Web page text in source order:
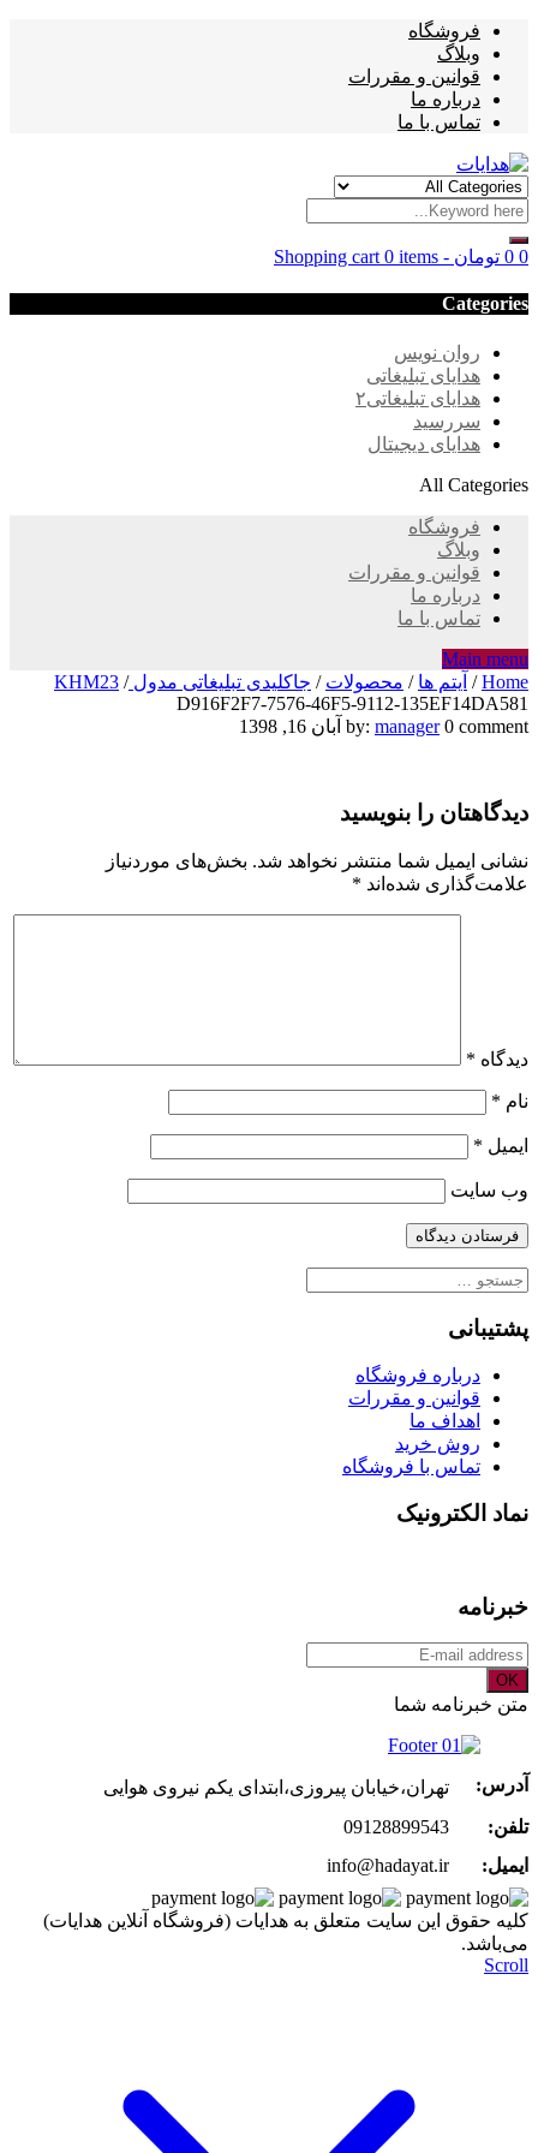
فروشگاه
وبلاگ
قوانین و مقررات
درباره ما
تماس با ما
Shopping cart 0 items - 0 تومان 0
Categories
روان نویس
هدایای تبلیغاتی
هدایای تبلیغاتی۲
سررسید
هدایای دیجیتال
All Categories
فروشگاه
وبلاگ
قوانین و مقررات
درباره ما
تماس با ما
Main menu
Home
/ آیتم ها / محصولات / جاکلیدی تبلیغاتی مدول KHM23/
D916F2F7-7576-46F5-9112-135EF14DA581
D916F2F7-
46F5-
9112-
135EF14DA581
by: manager 0 comment آبان 16, 1398
دیدگاهتان را بنویسید
نشانی ایمیل شما منتشر نخواهد شد. بخش‌های موردنیاز
علامت‌گذاری شده‌اند *
دیدگاه *
نام *
ایمیل *
وب‌ سایت
جستجو
پشتیبانی
درباره فروشگاه
قوانین و مقررات
اهداف ما
روش خرید
تماس با فروشگاه
نماد الکترونیک
خبرنامه
OK
متن خبرنامه شما
آدرس:
تهران،خیابان پیروزی،ابتدای یکم نیروی هوایی
تلفن:
09128899543
ایمیل:
info@hadayat.ir
کليه حقوق اين سايت متعلق به هدایات (فروشگاه آنلاین هدایات)
می‌باشد.
Scroll